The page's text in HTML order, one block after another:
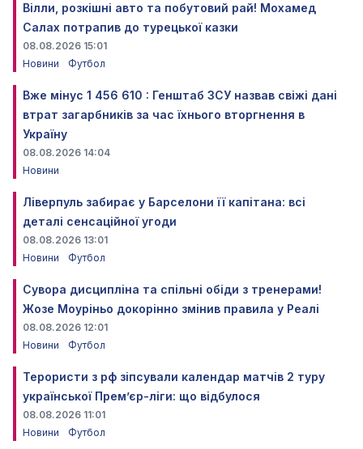
Вілли, розкішні авто та побутовий рай! Мохамед
Салах потрапив до турецької казки
08.08.2026 15:01
Новини
Футбол
Вже мінус 1 456 610 : Генштаб ЗСУ назвав свіжі дані
втрат загарбників за час їхнього вторгнення в
Україну
08.08.2026 14:04
Новини
Ліверпуль забирає у Барселони її капітана: всі
деталі сенсаційної угоди
08.08.2026 13:01
Новини
Футбол
Сувора дисципліна та спільні обіди з тренерами!
Жозе Моуріньо докорінно змінив правила у Реалі
08.08.2026 12:01
Новини
Футбол
Терористи з рф зіпсували календар матчів 2 туру
української Прем’єр-ліги: що відбулося
08.08.2026 11:01
Новини
Футбол